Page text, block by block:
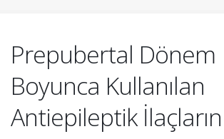
Prepubertal Dönem
Boyunca Kullanılan
Antiepileptik İlaçların